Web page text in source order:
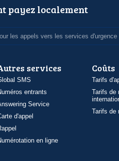
payez localement
les appels vers les services d'urgence
services
SMS
entrants
Service
d'appel
en ligne
Coûts
Tarifs
Tarifs de
Tarifs de